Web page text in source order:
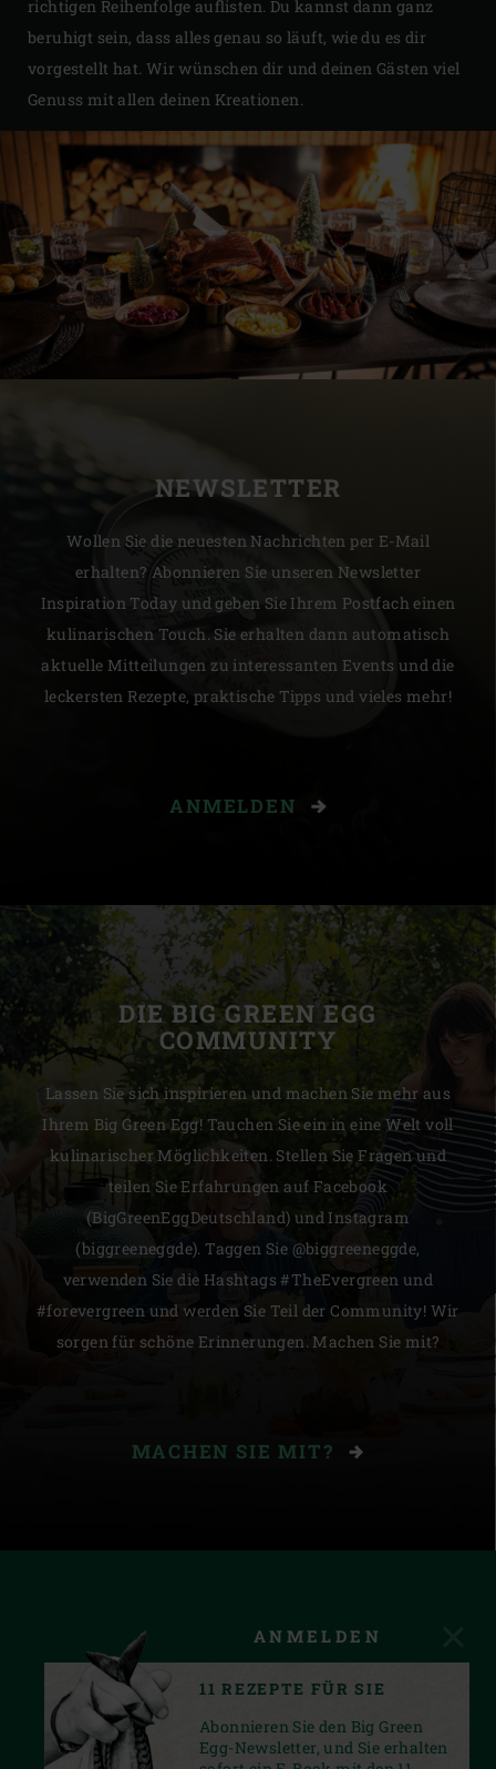
richtigen Reihenfolge auflisten. Du kannst dann ganz
beruhigt sein, dass alles genau so läuft, wie du es dir
vorgestellt hat. Wir wünschen dir und deinen Gästen viel
Genuss mit allen deinen Kreationen.
NEWSLETTER
Wollen Sie die neuesten Nachrichten per E-Mail
erhalten? Abonnieren Sie unseren Newsletter
Inspiration Today und geben Sie Ihrem Postfach einen
kulinarischen Touch. Sie erhalten dann automatisch
aktuelle Mitteilungen zu interessanten Events und die
leckersten Rezepte, praktische Tipps und vieles mehr!
ANMELDEN
DIE BIG GREEN EGG
COMMUNITY
Lassen Sie sich inspirieren und machen Sie mehr aus
Ihrem Big Green Egg! Tauchen Sie ein in eine Welt voll
kulinarischer Möglichkeiten. Stellen Sie Fragen und
teilen Sie Erfahrungen auf Facebook
(BigGreenEggDeutschland) und Instagram
(biggreeneggde). Taggen Sie @biggreeneggde,
verwenden Sie die Hashtags #TheEvergreen und
#forevergreen und werden Sie Teil der Community! Wir
sorgen für schöne Erinnerungen. Machen Sie mit?
MACHEN SIE MIT?
ANMELDEN
11 REZEPTE FÜR SIE
Abonnieren Sie den Big Green
Egg-Newsletter, und Sie erhalten